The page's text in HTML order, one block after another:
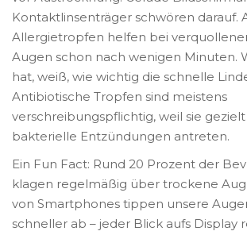
Kontaktlinsenträger schwören darauf.
Allergietropfen helfen bei
Augen schon nach wenigen Minuten.
hat, weiß, wie wichtig die schnelle
Antibiotische Tropfen sind meistens
verschreibungspflichtig, weil sie
bakterielle Entzündungen antreten.
Ein Fun Fact: Rund 20 Prozent der
klagen regelmäßig über trockene
von Smartphones tippen unsere
schneller ab – jeder Blick aufs Display